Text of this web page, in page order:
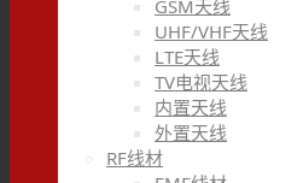
GSM天线
UHF/VHF天线
LTE天线
TV电视天线
内置天线
外置天线
RF线材